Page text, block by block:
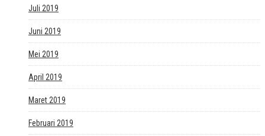
Juli 2019
Juni 2019
Mei 2019
April 2019
Maret 2019
Februari 2019